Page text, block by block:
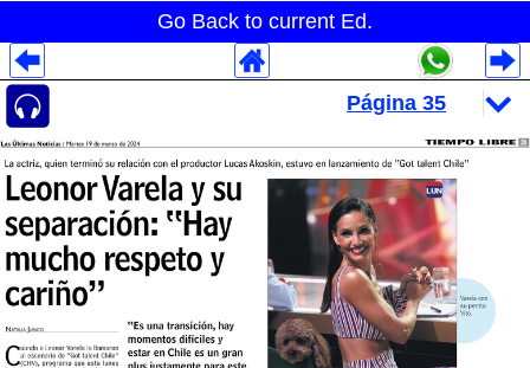
Go Back to current Ed.
Despliegues Analytics
Despliegues Totales
Despliegues por Rubros